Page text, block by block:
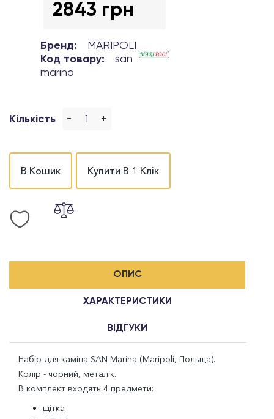
2843 грн
Бренд:
MARIPOLI
Код товару:
san
marino
Кількість - +
В Кошик Купити В 1 Клік
ОПИС
ХАРАКТЕРИСТИКИ
ВІДГУКИ
Набір для каміна SAN Marina (Maripoli, Польща).
Колір - чорний, металік.
В комплект входять 4 предмети:
щітка